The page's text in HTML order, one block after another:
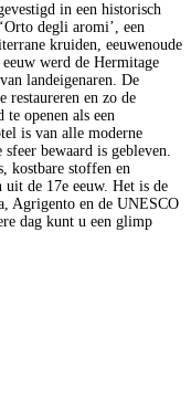
in een historisch
degli aromi’, een
kruiden, eeuwenoude
werd de Hermitage
landeigenaren. De
restaureren en zo de
openen als een
is van alle moderne
bewaard is gebleven.
kostbare stoffen en
de 17e eeuw. Het is de
Agrigento en de UNESCO
dag kunt u een glimp